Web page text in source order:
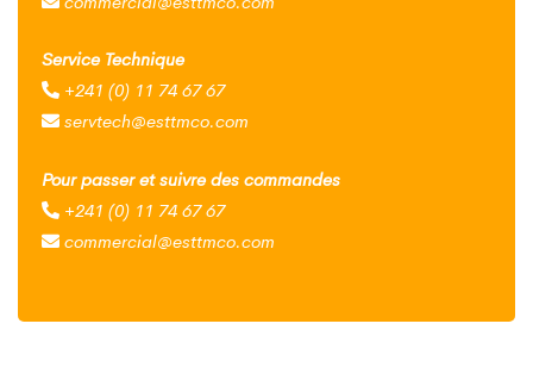
Service Technique
+241 (0) 11 74 67 67
servtech@esttmco.com
Pour passer et suivre des commandes
+241 (0) 11 74 67 67
commercial@esttmco.com